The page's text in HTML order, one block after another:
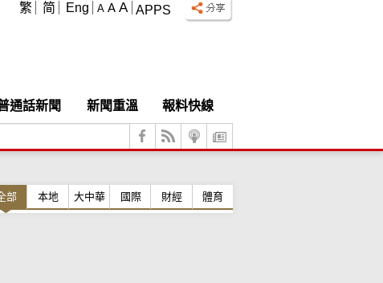
APPS
A A A
繁 简 Eng
通話新聞 新聞重溫
報料快線
部 本地 大中華 國際 財經 體育